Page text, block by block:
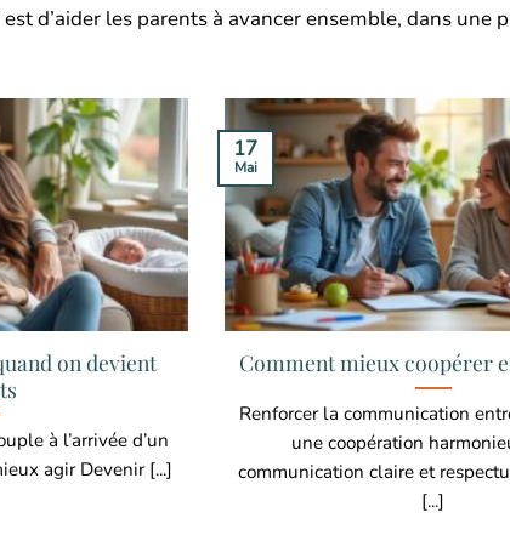
est d’aider les parents à avancer ensemble, dans
on devient
à l’arrivée d’un
agir Devenir [...]
Comment mieux coopérer
Renforcer la communication
une coopération
communication claire et
[...]
17
Mai